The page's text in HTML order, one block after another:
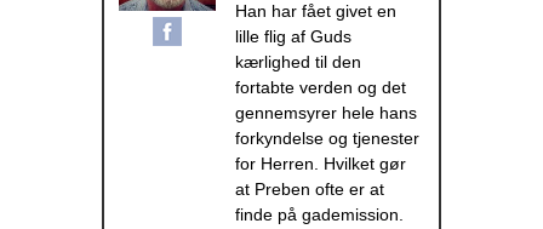
Han har fået givet en
lille flig af Guds
kærlighed til den
fortabte verden og det
gennemsyrer hele hans
forkyndelse og tjenester
for Herren. Hvilket gør
at Preben ofte er at
finde på gademission.